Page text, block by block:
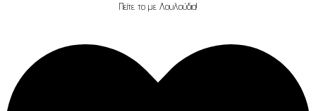
Πείτε το με Λουλούδια!